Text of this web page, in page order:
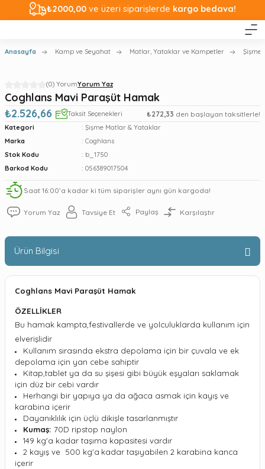
₺2000,00 ve üzeri siparişlerde kargo bedava!
Anasayfa Kamp ve Seyahat Matlar, Yataklar ve Kampetler Şişme
(0) YorumYorum Yaz
Coghlans Mavi Paraşüt Hamak
₺2.526,66
Taksit Seçenekleri ₺272,33 den başlayan taksitlerle!
Kategori
Şişme Matlar & Yataklar
Marka
Coghlans
Stok Kodu
b_1750
Barkod Kodu
056389017504
Saat 16:00’a kadar ki tüm siparişler aynı gün kargoda!
Yorum Yaz Tavsiye Et Paylaş Karşılaştır
Ürün Bilgisi
Coghlans Mavi Paraşüt Hamak
ÖZELLİKLER
Bu hamak kampta,festivallerde ve yolculuklarda kullanım için
elverişlidir
Kullanım sırasında ekstra depolama için bir çuvala ve ek
depolama için yan cebe sahiptir
Kitap,tablet ya da su şişesi gibi büyük eşyaları saklamak
için düz bir cebi vardır
Herhangi bir yapıya ya da ağaca asmak için kayış ve
karabina içerir
Dayanıklılık için üçlü dikişle tasarlanmıştır
Kumaş: 70D ripstop naylon
149 kg'a kadar taşıma kapasitesi vardır
2 kayış ve
500 kg'a kadar taşıyabilen 2 karabina kanca
içerir